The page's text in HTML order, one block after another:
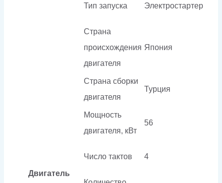
Двигатель
Тип запуска Электростартер
Страна
происхождения
двигателя
Япония
Страна сборки
двигателя
Турция
Мощность
двигателя, кВт
56
Число тактов 4